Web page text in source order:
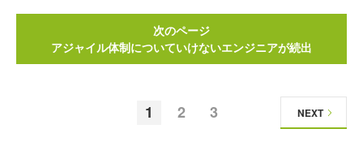
次のページ
アジャイル体制についていけないエンジニアが続出
1 2 3 NEXT